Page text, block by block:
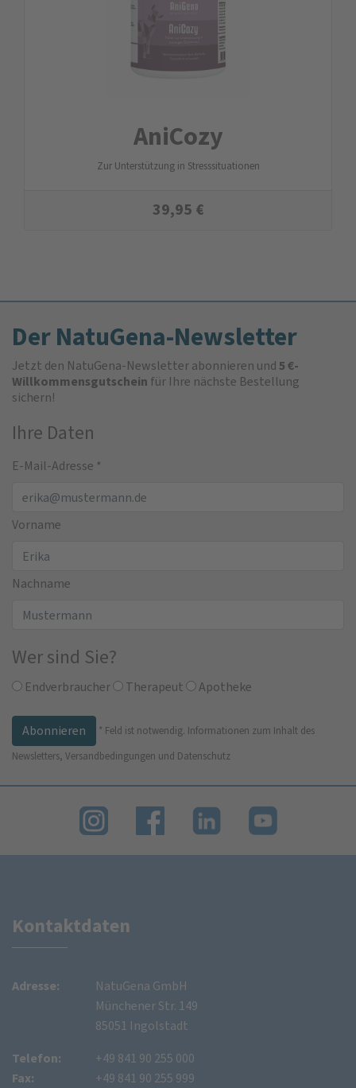
AniCozy
Zur Unterstützung in Stresssituationen
39,95 €
Der NatuGena-Newsletter
Jetzt den NatuGena-Newsletter abonnieren und5 €-
Willkommensgutschein für Ihre nächste Bestellung
sichern!
Ihre Daten
E-Mail-Adresse *
Vorname
Nachname
Wer sind Sie?
Endverbraucher Therapeut Apotheke
* Feld ist notwendig. Informationen zum Inhalt des
Newsletters, Versandbedingungen und Datenschutz
Kontaktdaten
Adresse:
NatuGena GmbH
Münchener Str. 149
85051 Ingolstadt
Telefon:
Fax:
+49 841 90 255 000
+49 841 90 255 999